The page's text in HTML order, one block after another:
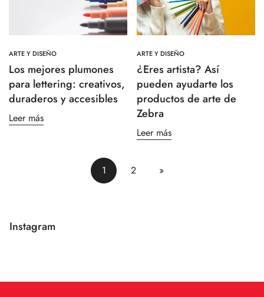
ARTE Y DISEÑO
Los mejores plumones
para lettering: creativos,
duraderos y accesibles
Leer más
ARTE Y DISEÑO
¿Eres artista? Así
pueden ayudarte los
productos de arte de
Zebra
Leer más
1 2 »
Instagram